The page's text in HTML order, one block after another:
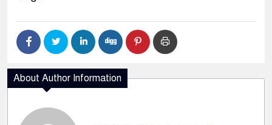
About Author Information